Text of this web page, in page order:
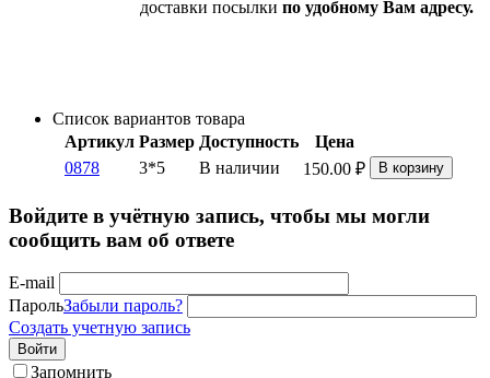
доставки посылки по удобному Вам адресу.
Список вариантов товара
Артикул Размер Доступность
Цена
0878
3*5 В наличии 150.00 ₽ В корзину
Войдите в учётную запись, чтобы мы могли
сообщить вам об ответе
E-mail
ПарольЗабыли пароль?
Создать учетную запись
Войти
Запомнить